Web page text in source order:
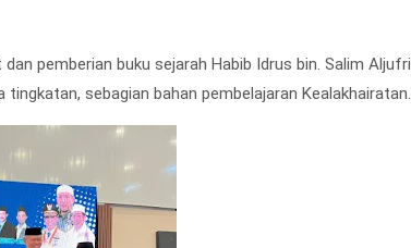
pemberian buku sejarah Habib Idrus bin. Salim Aljufri
sebagian bahan pembelajaran Kealakhairatan.